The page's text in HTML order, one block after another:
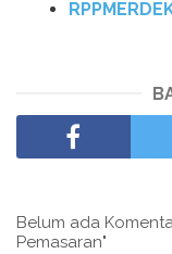
Belum ada
Pemasaran"